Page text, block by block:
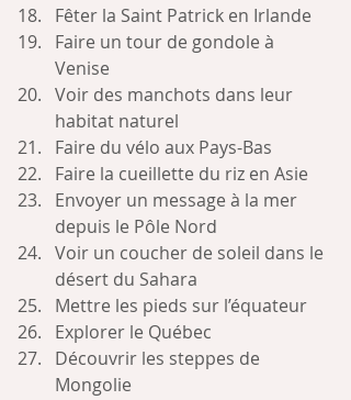
Fêter la Saint Patrick en Irlande
Faire un tour de gondole à
Venise
Voir des manchots dans leur
habitat naturel
Faire du vélo aux Pays-Bas
Faire la cueillette du riz en Asie
Envoyer un message à la mer
depuis le Pôle Nord
Voir un coucher de soleil dans le
désert du Sahara
Mettre les pieds sur l’équateur
Explorer le Québec
Découvrir les steppes de
Mongolie